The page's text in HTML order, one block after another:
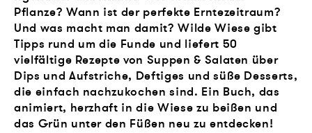
Pflanze? Wann ist der perfekte Erntezeitraum?
Und was macht man damit? Wilde Wiese gibt
Tipps rund um die Funde und liefert 50
vielfältige Rezepte von Suppen & Salaten über
Dips und Aufstriche, Deftiges und süße Desserts,
die einfach nachzukochen sind. Ein Buch, das
animiert, herzhaft in die Wiese zu beißen und
das Grün unter den Füßen neu zu entdecken!